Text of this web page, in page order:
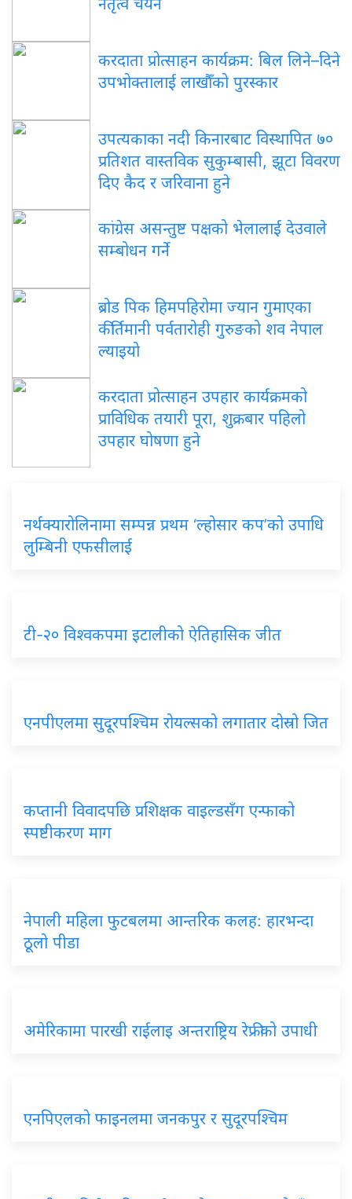
करदाता प्रोत्साहन कार्यक्रम: बिल लिने–दिने
उपभोक्तालाई लाखौँको पुरस्कार
उपत्यकाका नदी किनारबाट विस्थापित ७०
प्रतिशत वास्तविक सुकुम्बासी, झूटा विवरण
दिए कैद र जरिवाना हुने
कांग्रेस असन्तुष्ट पक्षको भेलालाई देउवाले
सम्बोधन गर्ने
ब्रोड पिक हिमपहिरोमा ज्यान गुमाएका
कीर्तिमानी पर्वतारोही गुरुङको शव नेपाल
ल्याइयो
करदाता प्रोत्साहन उपहार कार्यक्रमको
प्राविधिक तयारी पूरा, शुक्रबार पहिलो
उपहार घोषणा हुने
नर्थक्यारोलिनामा सम्पन्न प्रथम ‘ल्होसार कप’को उपाधि
लुम्बिनी एफसीलाई
टी-२० विश्वकपमा इटालीको ऐतिहासिक जीत
एनपीएलमा सुदूरपश्चिम रोयल्सको लगातार दोस्रो जित
कप्तानी विवादपछि प्रशिक्षक वाइल्डसँग एन्फाको
स्पष्टीकरण माग
नेपाली महिला फुटबलमा आन्तरिक कलह: हारभन्दा
ठूलो पीडा
अमेरिकामा पारखी राईलाइ अन्तराष्ट्रिय रेफ्रीको उपाधी
एनपिएलको फाइनलमा जनकपुर र सुदूरपश्चिम